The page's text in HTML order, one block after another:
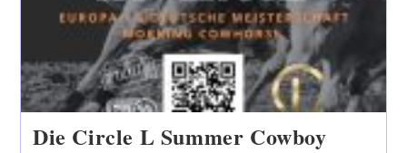
Die Circle L Summer Cowboy